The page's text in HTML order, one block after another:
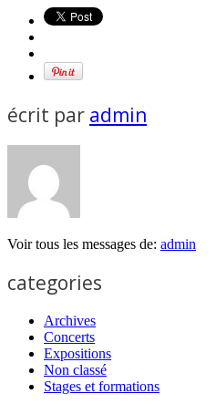
écrit par admin
Voir tous les messages de: admin
categories
Archives
Concerts
Expositions
Non classé
Stages et formations